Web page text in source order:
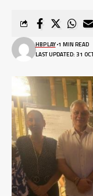
LAST UPDATED: 31
HBPLAY 1 MIN READ